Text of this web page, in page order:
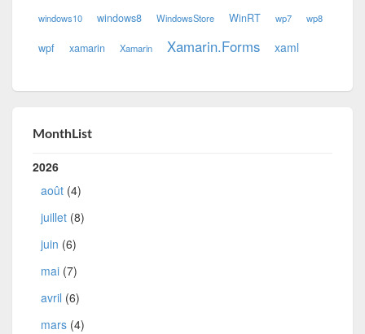
windows10 windows8 WindowsStore WinRT wp7 wp8
wpf xamarin Xamarin Xamarin.Forms xaml
MonthList
2026
août (4)
juillet (8)
juin (6)
mai (7)
avril (6)
mars (4)